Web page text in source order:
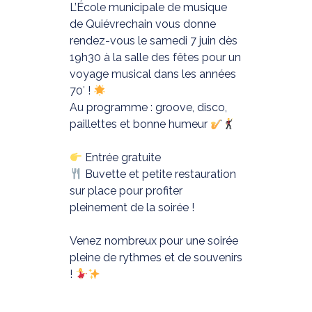
L’École municipale de musique
de Quiévrechain vous donne
rendez-vous le samedi 7 juin dès
19h30 à la salle des fêtes pour un
voyage musical dans les années
70′ !
Au programme : groove, disco,
paillettes et bonne humeur
Entrée gratuite
Buvette et petite restauration
sur place pour profiter
pleinement de la soirée !
Venez nombreux pour une soirée
pleine de rythmes et de souvenirs
!